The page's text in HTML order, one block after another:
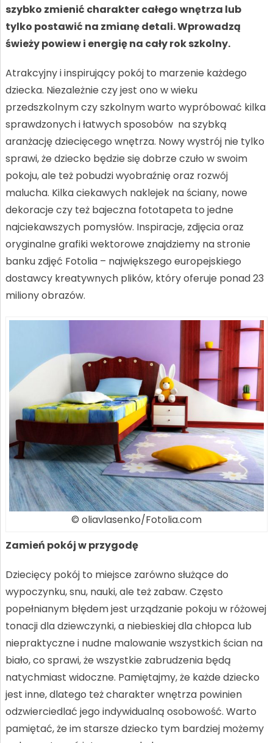
szybko zmienić charakter całego wnętrza lub
tylko postawić na zmianę detali. Wprowadzą
świeży powiew i energię na cały rok szkolny.
Atrakcyjny i inspirujący pokój to marzenie każdego
dziecka. Niezależnie czy jest ono w wieku
przedszkolnym czy szkolnym warto wypróbować kilka
sprawdzonych i łatwych sposobów na szybką
aranżację dziecięcego wnętrza. Nowy wystrój nie tylko
sprawi, że dziecko będzie się dobrze czuło w swoim
pokoju, ale też pobudzi wyobraźnię oraz rozwój
malucha. Kilka ciekawych naklejek na ściany, nowe
dekoracje czy też bajeczna fototapeta to jedne
najciekawszych pomysłów. Inspiracje, zdjęcia oraz
oryginalne grafiki wektorowe znajdziemy na stronie
banku zdjęć Fotolia – największego europejskiego
dostawcy kreatywnych plików, który oferuje ponad 23
miliony obrazów.
© oliavlasenko/Fotolia.com
Zamień pokój w przygodę
Dziecięcy pokój to miejsce zarówno służące do
wypoczynku, snu, nauki, ale też zabaw. Często
popełnianym błędem jest urządzanie pokoju w różowej
tonacji dla dziewczynki, a niebieskiej dla chłopca lub
niepraktyczne i nudne malowanie wszystkich ścian na
biało, co sprawi, że wszystkie zabrudzenia będą
natychmiast widoczne. Pamiętajmy, że każde dziecko
jest inne, dlatego też charakter wnętrza powinien
odzwierciedlać jego indywidualną osobowość. Warto
pamiętać, że im starsze dziecko tym bardziej możemy